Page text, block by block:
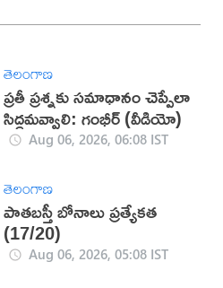
తెలంగాణ
ప్రతీ ప్రశ్నకు సమాధానం చెప్పేలా
సిద్ధమవ్వాలి: గంభీర్ (వీడియో)
Aug 06, 2026, 06:08 IST
తెలంగాణ
పాతబస్తీ బోనాలు ప్రత్యేకత
(17/20)
Aug 06, 2026, 05:08 IST